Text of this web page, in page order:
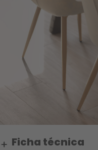
Ficha técnica